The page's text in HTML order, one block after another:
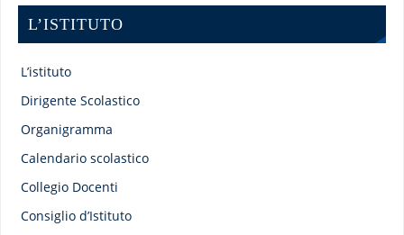
L’ISTITUTO
L’istituto
Dirigente Scolastico
Organigramma
Calendario scolastico
Collegio Docenti
Consiglio d’Istituto